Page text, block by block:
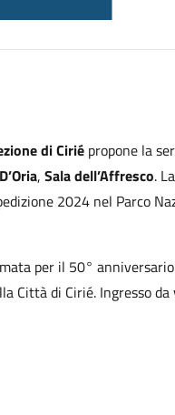
di Ciriépropone la
, Sala dell’Affresco.
2024 nel Parco
per il 50°
Città di Cirié. Ingresso da